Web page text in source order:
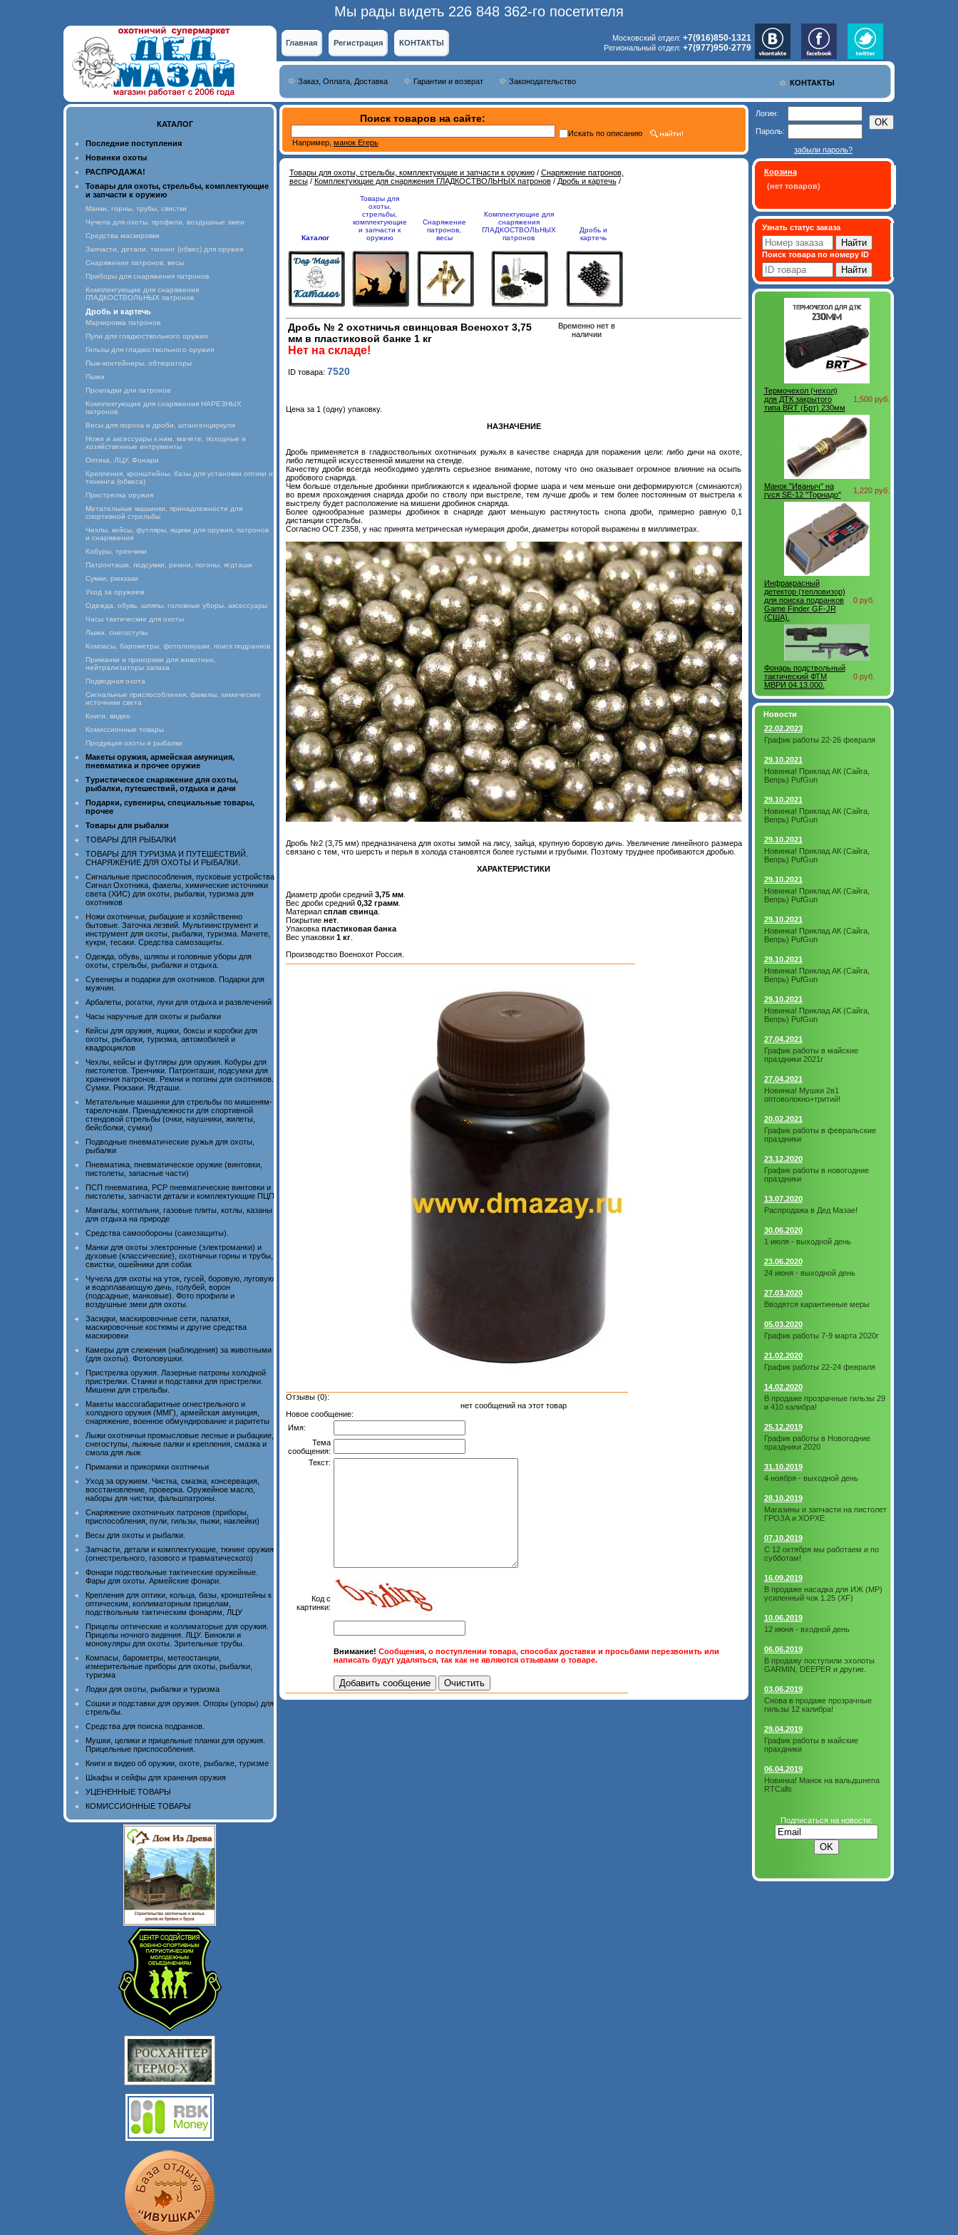
Мы рады видеть 226 848 362-го посетителя
Главная Регистрация КОНТАКТЫ
Московский отдел: +7(916)850-1321
Региональный отдел: +7(977)950-2779
КОНТАКТЫ
Заказ, Оплата, Доставка Гарантии и возврат Законодательство
КАТАЛОГ
Последние поступления
Новинки охоты
РАСПРОДАЖА!
Товары для охоты, стрельбы, комплектующие
и запчасти к оружию
Манки, горны, трубы, свистки
Чучела для охоты, профили, воздушные змеи
Средства маскировки
Запчасти, детали, тюнинг (обвес) для оружия
Снаряжение патронов, весы
Приборы для снаряжения патронов
Комплектующие для снаряжения
ГЛАДКОСТВОЛЬНЫХ патронов
Дробь и картечь
Маркировка патронов
Пули для гладкоствольного оружия
Гильзы для гладкоствольного оружия
Пыж-контейнеры, обтюраторы
Пыжи
Прокладки для патронов
Комплектующие для снаряжения НАРЕЗНЫХ
патронов
Весы для пороха и дроби, штангенциркули
Ножи и аксессуары к ним, мачете, походные и
хозяйственные интрументы
Оптика, ЛЦУ, Фонари
Крепления, кронштейны, базы для установки оптики и
тюнинга (обвеса)
Пристрелка оружия
Метательные машинки, принадлежности для
спортивной стрельбы
Чехлы, кейсы, футляры, ящики для оружия, патронов
и снаряжения
Кобуры, тренчики
Патронташи, подсумки, ремни, погоны, ягдташи
Сумки, рюкзаки
Уход за оружием
Одежда, обувь, шляпы, головные уборы, аксессуары
Часы тактические для охоты
Лыжи, снегоступы
Компасы, барометры, фотоловушки, поиск подранков
Приманки и прикормки для животных,
нейтрализаторы запаха
Подводная охота
Сигнальные приспособления, факелы, химические
источники света
Книги, видео
Комиссионные товары
Продукция охоты и рыбалки
Макеты оружия, армейская амуниция,
пневматика и прочее оружие
Туристическое снаряжение для охоты,
рыбалки, путешествий, отдыха и дачи
Подарки, сувениры, специальные товары,
прочее
Товары для рыбалки
ТОВАРЫ ДЛЯ РЫБАЛКИ
ТОВАРЫ ДЛЯ ТУРИЗМА И ПУТЕШЕСТВИЙ.
СНАРЯЖЕНИЕ ДЛЯ ОХОТЫ И РЫБАЛКИ.
Сигнальные приспособления, пусковые устройства
Сигнал Охотника, факелы, химические источники
света (ХИС) для охоты, рыбалки, туризма для
охотников
Ножи охотничьи, рыбацкие и хозяйственно
бытовые. Заточка лезвий. Мультиинструмент и
инструмент для охоты, рыбалки, туризма. Мачете,
кукри, тесаки. Средства самозащиты.
Одежда, обувь, шляпы и головные уборы для
охоты, стрельбы, рыбалки и отдыха.
Сувениры и подарки для охотников. Подарки для
мужчин.
Арбалеты, рогатки, луки для отдыха и развлечений
Часы наручные для охоты и рыбалки
Кейсы для оружия, ящики, боксы и коробки для
охоты, рыбалки, туризма, автомобилей и
квадроциклов
Чехлы, кейсы и футляры для оружия. Кобуры для
пистолетов. Тренчики. Патронташи, подсумки для
хранения патронов. Ремни и погоны для охотников.
Сумки. Рюкзаки. Ягдташи.
Метательные машинки для стрельбы по мишеням-
тарелочкам. Принадлежности для спортивной
стендовой стрельбы (очки, наушники, жилеты,
бейсболки, сумки)
Подводные пневматические ружья для охоты,
рыбалки
Пневматика, пневматическое оружие (винтовки,
пистолеты, запасные части)
ПСП пневматика, PCP пневматические винтовки и
пистолеты, запчасти детали и комплектующие ПЦП
Мангалы, коптильни, газовые плиты, котлы, казаны
для отдыха на природе
Средства самообороны (самозащиты).
Манки для охоты электронные (электроманки) и
духовые (классические), охотничьи горны и трубы,
свистки, ошейники для собак
Чучела для охоты на уток, гусей, боровую, луговую
и водоплавающую дичь, голубей, ворон
(подсадные, манковые). Фото профили и
воздушные змеи для охоты.
Засидки, маскировочные сети, палатки,
маскировочные костюмы и другие средства
маскировки
Камеры для слежения (наблюдения) за животными
(для охоты). Фотоловушки.
Пристрелка оружия. Лазерные патроны холодной
пристрелки. Станки и подставки для пристрелки.
Мишени для стрельбы.
Макеты массогабаритные огнестрельного и
холодного оружия (ММГ), армейская амуниция,
снаряжение, военное обмундирование и раритеты
Лыжи охотничьи промысловые лесные и рыбацкие,
снегоступы, лыжные палки и крепления, смазка и
смола для лыж
Приманки и прикормки охотничьи
Уход за оружием. Чистка, смазка, консервация,
восстановление, проверка. Оружейное масло,
наборы для чистки, фальшпатроны.
Снаряжение охотничьих патронов (приборы,
приспособления, пули, гильзы, пыжи, наклейки)
Весы для охоты и рыбалки.
Запчасти, детали и комплектующие, тюнинг оружия
(огнестрельного, газового и травматического)
Фонари подствольные тактические оружейные.
Фары для охоты. Армейские фонари.
Крепления для оптики, кольца, базы, кронштейны к
оптическим, коллиматорным прицелам,
подствольным тактическим фонарям, ЛЦУ
Прицелы оптические и коллиматорые для оружия.
Прицелы ночного видения. ЛЦУ. Бинокли и
монокуляры для охоты. Зрительные трубы.
Компасы, барометры, метеостанции,
измерительные приборы для охоты, рыбалки,
туризма
Лодки для охоты, рыбалки и туризма
Сошки и подставки для оружия. Опоры (упоры) для
стрельбы.
Средства для поиска подранков.
Мушки, целики и прицельные планки для оружия.
Прицельные приспособления.
Книги и видео об оружии, охоте, рыбалке, туризме
Шкафы и сейфы для хранения оружия
УЦЕНЕННЫЕ ТОВАРЫ
КОМИССИОННЫЕ ТОВАРЫ
Поиск товаров на сайте:
Например, манок Егерь
Искать по описанию
Товары для охоты, стрельбы, комплектующие и запчасти к оружию/ Снаряжение патронов,
весы/ Комплектующие для снаряжения ГЛАДКОСТВОЛЬНЫХ патронов/ Дробь и картечь/
Каталог
Товары для
охоты,
стрельбы,
комплектующие
и запчасти к
оружию
Снаряжение
патронов,
весы
Комплектующие для
снаряжения
ГЛАДКОСТВОЛЬНЫХ
патронов
Дробь и
картечь
Дробь № 2 охотничья свинцовая Военохот 3,75
мм в пластиковой банке 1 кг
Нет на складе!
ID товара: 7520
Временно нет в
наличии
Цена за 1 (одну) упаковку.
НАЗНАЧЕНИЕ
Дробь применяется в гладкоствольных охотничьих ружьях в качестве снаряда для поражения цели: либо дичи на охоте,
либо летящей искусственной мишени на стенде.
Качеству дроби всегда необходимо уделять серьезное внимание, потому что оно оказывает огромное влияние на осыпь
дробового снаряда.
Чем больше отдельные дробинки приближаются к идеальной форме шара и чем меньше они деформируются (сминаются)
во время прохождения снаряда дроби по стволу при выстреле, тем лучше дробь и тем более постоянным от выстрела к
выстрелу будет расположение на мишени дробинок снаряда.
Более однообразные размеры дробинок в снаряде дают меньшую растянутость снопа дроби, примерно равную 0,1
дистанции стрельбы.
Согласно ОСТ 2358, у нас принята метрическая нумерация дроби, диаметры которой выражены в миллиметрах.
Дробь №2 (3,75 мм) предназначена для охоты зимой на лису, зайца, крупную боровую дичь. Увеличение линейного размера
связано с тем, что шерсть и перья в холода становятся более густыми и грубыми. Поэтому труднее пробиваются дробью.
ХАРАКТЕРИСТИКИ
Диаметр дроби средний 3,75 мм.
Вес дроби средний 0,32 грамм.
Материал сплав свинца.
Покрытие нет.
Упаковка пластиковая банка
Вес упаковки 1 кг.
Производство Военохот Россия.
Отзывы (0):
нет сообщений на этот товар
Новое сообщение:
Имя:
Тема
сообщения:
Текст:
Код с
картинки:
Внимание! Сообщения, о поступлении товара, способах доставки и просьбами перезвонить или
написать будут удаляться, так как не являются отзывами о товаре.
Логин:
Пароль:
забыли пароль?
Корзина
(нет товаров)
Узнать статус заказа
Поиск товара по номеру ID
Термочехол (чехол)
для ДТК закрытого
типа BRT (Брт) 230мм
1,500 руб.
Манок "Иваныч" на
гуся SE-12 "Торнадо"
1,220 руб.
Инфракрасный
детектор (тепловизор)
для поиска подранков
Game Finder GF-JR
(США).
0 руб.
Фонарь подствольный
тактический ФТМ
МВРИ 04.13.000.
0 руб.
Новости
22.02.2023
График работы 22-26 февраля
29.10.2021
Новинка! Приклад АК (Сайга,
Вепрь) PufGun
29.10.2021
Новинка! Приклад АК (Сайга,
Вепрь) PufGun
29.10.2021
Новинка! Приклад АК (Сайга,
Вепрь) PufGun
29.10.2021
Новинка! Приклад АК (Сайга,
Вепрь) PufGun
29.10.2021
Новинка! Приклад АК (Сайга,
Вепрь) PufGun
29.10.2021
Новинка! Приклад АК (Сайга,
Вепрь) PufGun
29.10.2021
Новинка! Приклад АК (Сайга,
Вепрь) PufGun
27.04.2021
График работы в майские
праздники 2021г
27.04.2021
Новинка! Мушки 2в1
оптоволокно+тритий!
20.02.2021
График работы в февральские
праздники
23.12.2020
График работы в новогодние
праздники
13.07.2020
Распродажа в Дед Мазае!
30.06.2020
1 июля - выходной день
23.06.2020
24 июня - выходной день
27.03.2020
Вводятся карантинные меры
05.03.2020
График работы 7-9 марта 2020г
21.02.2020
График работы 22-24 февраля
14.02.2020
В продаже прозрачные гильзы 29
и 410 калибра!
25.12.2019
График работы в Новогодние
праздники 2020
31.10.2019
4 ноября - выходной день
28.10.2019
Магазины и запчасти на пистолет
ГРОЗА и ХОРХЕ
07.10.2019
С 12 октября мы работаем и по
субботам!
16.09.2019
В продаже насадка для ИЖ (МР)
усиленный чок 1.25 (XF)
10.06.2019
12 июня - входной день
06.06.2019
В продажу поступили эхолоты
GARMIN, DEEPER и другие.
03.06.2019
Снова в продаже прозрачные
гильзы 12 калибра!
29.04.2019
График работы в майские
прахдники
06.04.2019
Новинка! Манок на вальдшнепа
RTCalls
Подписаться на новости: